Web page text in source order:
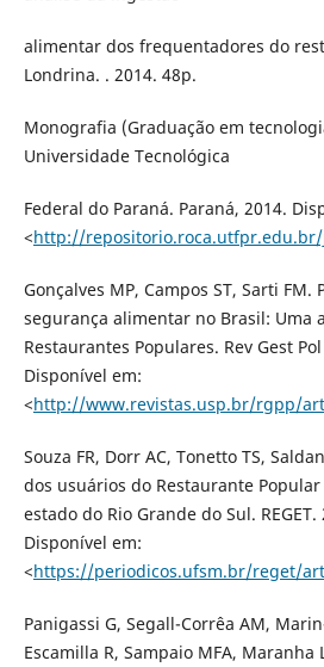
alimentar dos frequentadores do
Londrina. . 2014. 48p.
Monografia (Graduação em
Universidade Tecnológica
Federal do Paraná. Paraná, 2014.
<http://repositorio.roca.utfpr.edu.br/
Gonçalves MP, Campos ST, Sarti
segurança alimentar no Brasil: Uma
Restaurantes Populares. Rev Gest
Disponível em:
<http://www.revistas.usp.br/rgpp/
Souza FR, Dorr AC, Tonetto TS,
dos usuários do Restaurante
estado do Rio Grande do Sul.
Disponível em:
<https://periodicos.ufsm.br/reget/
Panigassi G, Segall-Corrêa AM,
Escamilla R, Sampaio MFA, Maranha